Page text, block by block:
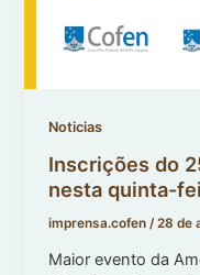
Noticias
Inscrições do
nesta quinta-
imprensa.cofen/28 de
Maior evento da